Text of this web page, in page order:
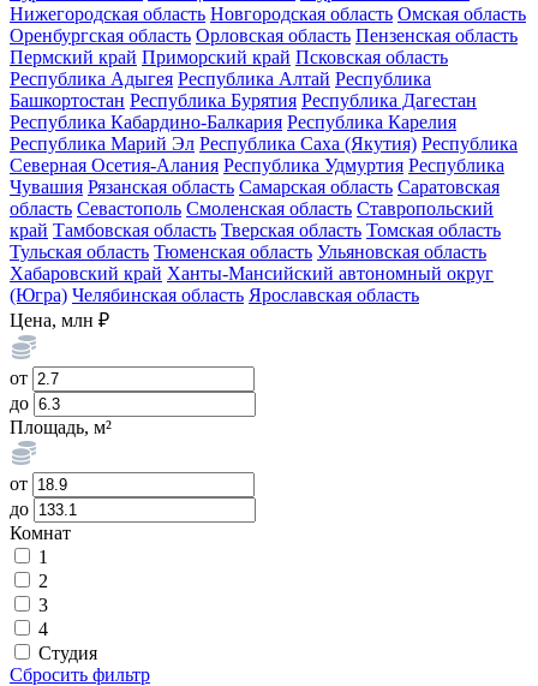
Нижегородская область Новгородская область Омская область
Оренбургская область Орловская область Пензенская область
Пермский край Приморский край Псковская область
Республика Адыгея Республика Алтай Республика
Башкортостан Республика Бурятия Республика Дагестан
Республика Кабардино-Балкария Республика Карелия
Республика Марий Эл Республика Саха (Якутия) Республика
Северная Осетия-Алания Республика Удмуртия Республика
Чувашия Рязанская область Самарская область Саратовская
область Севастополь Смоленская область Ставропольский
край Тамбовская область Тверская область Томская область
Тульская область Тюменская область Ульяновская область
Хабаровский край Ханты-Мансийский автономный округ
(Югра) Челябинская область Ярославская область
Цена, млн ₽
от
до
Площадь, м²
от
до
Комнат
1
2
3
4
Студия
Сбросить фильтр